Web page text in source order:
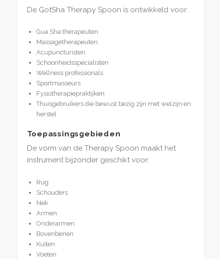
De GotSha Therapy Spoon is ontwikkeld voor:
Gua Sha therapeuten
Massagetherapeuten
Acupuncturisten
Schoonheidsspecialisten
Wellness professionals
Sportmasseurs
Fysiotherapiepraktijken
Thuisgebruikers die bewust bezig zijn met welzijn en
herstel
Toepassingsgebieden
De vorm van de Therapy Spoon maakt het
instrument bijzonder geschikt voor:
Rug
Schouders
Nek
Armen
Onderarmen
Bovenbenen
Kuiten
Voeten